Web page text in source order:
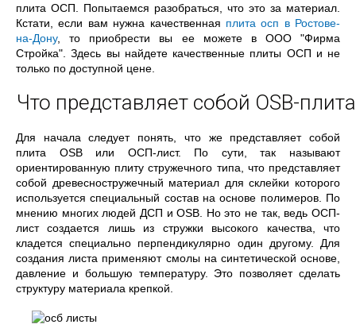
плита ОСП. Попытаемся разобраться, что это за материал.
Кстати, если вам нужна качественная плита осп в Ростове-
на-Дону, то приобрести вы ее можете в ООО "Фирма
Стройка". Здесь вы найдете качественные плиты ОСП и не
только по доступной цене.
Что представляет собой OSB-плита
Для начала следует понять, что же представляет собой
плита OSB или ОСП-лист. По сути, так называют
ориентированную плиту стружечного типа, что представляет
собой древесностружечный материал для склейки которого
используется специальный состав на основе полимеров. По
мнению многих людей ДСП и OSB. Но это не так, ведь ОСП-
лист создается лишь из стружки высокого качества, что
кладется специально перпендикулярно один другому. Для
создания листа применяют смолы на синтетической основе,
давление и большую температуру. Это позволяет сделать
структуру материала крепкой.